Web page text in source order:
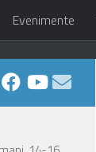
Evenimente